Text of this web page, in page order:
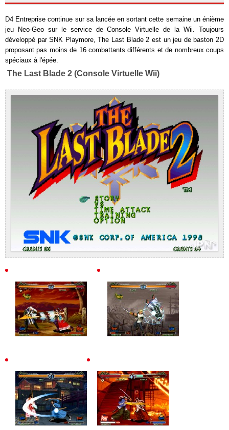
D4 Entreprise continue sur sa lancée en sortant cette semaine un énième
jeu Neo-Geo sur le service de Console Virtuelle de la Wii. Toujours
développé par SNK Playmore, The Last Blade 2 est un jeu de baston 2D
proposant pas moins de 16 combattants différents et de nombreux coups
spéciaux à l'épée.
The Last Blade 2 (Console Virtuelle Wii)